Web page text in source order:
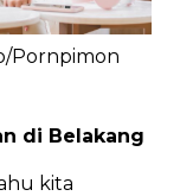
Pornpimon
di Belakang
kita